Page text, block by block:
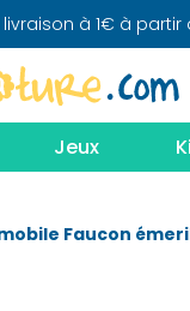
livraison à 1€ à
Jeux
Faucon